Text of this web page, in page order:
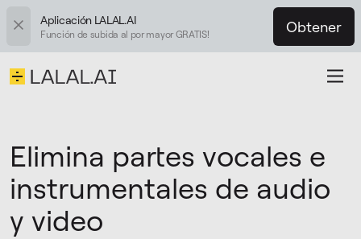
Aplicación LALAL.AI
Función de subida al por mayor GRATIS! Obtener
Elimina partes vocales e
instrumentales de audio
y video